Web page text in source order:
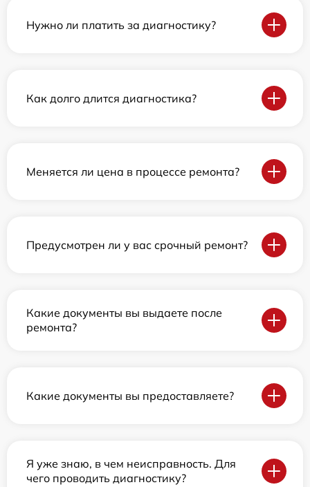
Нужно ли платить за диагностику?
Как долго длится диагностика?
Меняется ли цена в процессе ремонта?
Предусмотрен ли у вас срочный ремонт?
Какие документы вы выдаете после
ремонта?
Какие документы вы предоставляете?
Я уже знаю, в чем неисправность. Для
чего проводить диагностику?